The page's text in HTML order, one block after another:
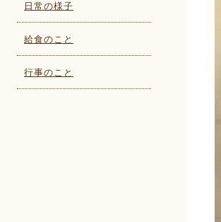
日常の様子
給食のこと
行事のこと